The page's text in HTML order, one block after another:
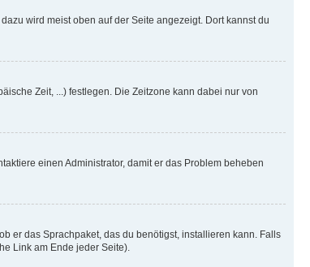
wird meist oben auf der Seite angezeigt. Dort kannst du
Zeit, ...) festlegen. Die Zeitzone kann dabei nur von
einen Administrator, damit er das Problem beheben
er das Sprachpaket, das du benötigst, installieren kann. Falls
Link am Ende jeder Seite).